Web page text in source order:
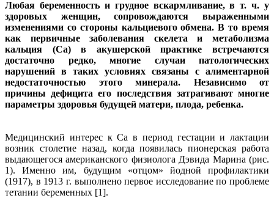
Любая беременность и грудное вскармливание, в т. ч. у
здоровых женщин, сопровождаются выраженными
изменениями со стороны кальциевого обмена. В то время
как первичные заболевания скелета и метаболизма
кальция (Са) в акушерской практике встречаются
достаточно редко, многие случаи патологических
нарушений в таких условиях связаны с алиментарной
недостаточностью этого минерала. Независимо от
причины дефицита его последствия затрагивают многие
параметры здоровья будущей матери, плода, ребенка.
Медицинский интерес к Са в период гестации и лактации
возник столетие назад, когда появилась пионерская работа
выдающегося американского физиолога Дэвида Марина (рис.
1). Именно им, будущим «отцом» йодной профилактики
(1917), в 1913 г. выполнено первое исследование по проблеме
тетании беременных [1].